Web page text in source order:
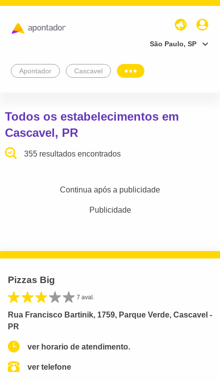
São Paulo, SP
Apontador Cascavel
Todos os estabelecimentos em
Cascavel, PR
355 resultados encontrados
Continua após a publicidade
Publicidade
Pizzas Big
7 aval.
Rua Francisco Bartinik, 1759, Parque Verde, Cascavel -
PR
ver horario de atendimento.
ver telefone